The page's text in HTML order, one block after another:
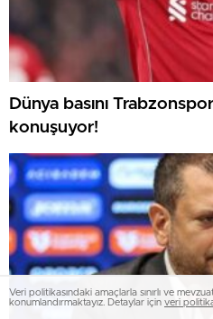
Dünya basını
konuşuyor!
Veri politikasındaki amaçlarla sınırlı ve
konumlandırmaktayız. Detaylar için veri